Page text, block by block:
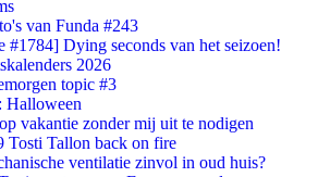
van Funda #243
#1784] Dying seconds van het seizoen!
2026
topic #3
Halloween
vakantie zonder mij uit te nodigen
Tosti Tallon back on fire
ventilatie zinvol in oud huis?